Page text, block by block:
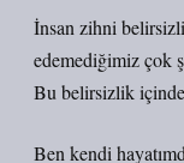
İnsan zihni
edemediğimiz çok
Bu belirsizlik içinde
Ben kendi